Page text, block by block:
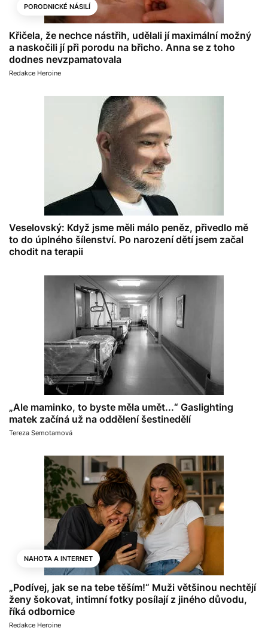
PORODNICKÉ NÁSILÍ
Křičela, že nechce nástřih, udělali jí maximální možný
a naskočili jí při porodu na břicho. Anna se z toho
dodnes nevzpamatovala
Redakce Heroine
Veselovský: Když jsme měli málo peněz, přivedlo mě
to do úplného šílenství. Po narození dětí jsem začal
chodit na terapii
„Ale maminko, to byste měla umět...“ Gaslighting
matek začíná už na oddělení šestinedělí
Tereza Semotamová
NAHOTA A INTERNET
„Podívej, jak se na tebe těším!“ Muži většinou nechtějí
ženy šokovat, intimní fotky posílají z jiného důvodu,
říká odbornice
Redakce Heroine